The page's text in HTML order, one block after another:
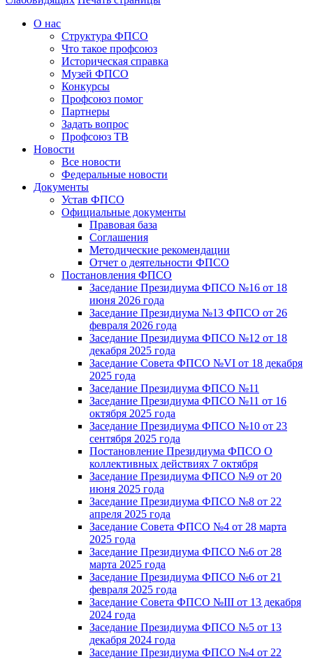
О нас
Структура ФПСО
Что такое профсоюз
Историческая справка
Музей ФПСО
Конкурсы
Профсоюз помог
Партнеры
Задать вопрос
Профсоюз ТВ
Новости
Все новости
Федеральные новости
Документы
Устав ФПСО
Официальные документы
Правовая база
Соглашения
Методические рекомендации
Отчет о деятельности ФПСО
Постановления ФПСО
Заседание Президиума ФПСО №16 от 18
июня 2026 года
Заседание Президиума №13 ФПСО от 26
февраля 2026 года
Заседание Президиума ФПСО №12 от 18
декабря 2025 года
Заседание Совета ФПСО №VI от 18 декабря
2025 года
Заседание Президиума ФПСО №11
Заседание Президиума ФПСО №11 от 16
октября 2025 года
Заседание Президиума ФПСО №10 от 23
сентября 2025 года
Постановление Президиума ФПСО О
коллективных действиях 7 октября
Заседание Президиума ФПСО №9 от 20
июня 2025 года
Заседание Президиума ФПСО №8 от 22
апреля 2025 года
Заседание Совета ФПСО №4 от 28 марта
2025 года
Заседание Президиума ФПСО №6 от 28
марта 2025 года
Заседание Президиума ФПСО №6 от 21
февраля 2025 года
Заседание Совета ФПСО №III от 13 декабря
2024 года
Заседание Президиума ФПСО №5 от 13
декабря 2024 года
Заседание Президиума ФПСО №4 от 22